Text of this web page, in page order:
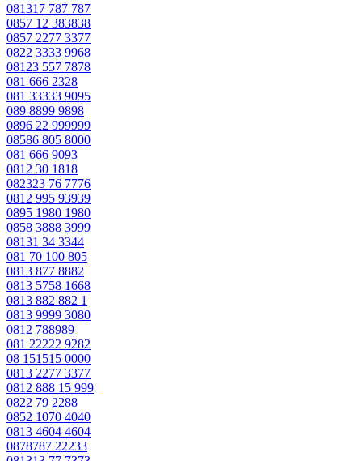
081317 787 787
0857 12 383838
0857 2277 3377
0822 3333 9968
08123 557 7878
081 666 2328
081 33333 9095
089 8899 9898
0896 22 999999
08586 805 8000
081 666 9093
0812 30 1818
082323 76 7776
0812 995 93939
0895 1980 1980
0858 3888 3999
08131 34 3344
081 70 100 805
0813 877 8882
0813 5758 1668
0813 882 882 1
0813 9999 3080
0812 788989
081 22222 9282
08 151515 0000
0813 2277 3377
0812 888 15 999
0822 79 2288
0852 1070 4040
0813 4604 4604
0878787 22233